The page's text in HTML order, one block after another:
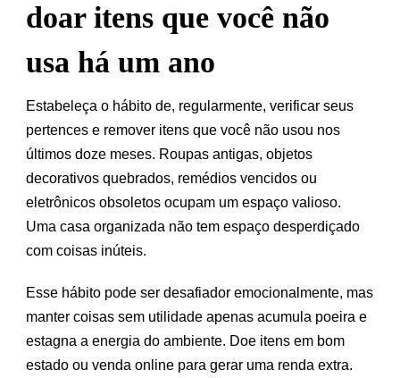
doar itens que você não
usa há um ano
Estabeleça o hábito de, regularmente, verificar seus
pertences e remover itens que você não usou nos
últimos doze meses. Roupas antigas, objetos
decorativos quebrados, remédios vencidos ou
eletrônicos obsoletos ocupam um espaço valioso.
Uma casa organizada não tem espaço desperdiçado
com coisas inúteis.
Esse hábito pode ser desafiador emocionalmente, mas
manter coisas sem utilidade apenas acumula poeira e
estagna a energia do ambiente. Doe itens em bom
estado ou venda online para gerar uma renda extra.